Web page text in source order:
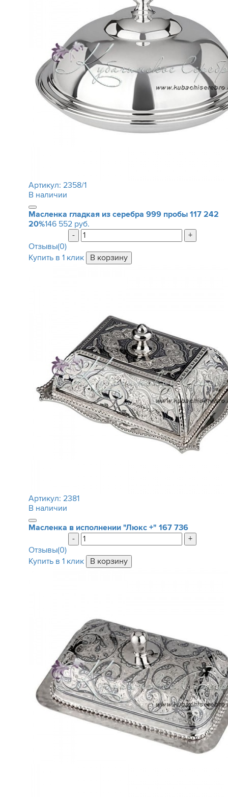
Артикул: 2358/1
В наличии
Масленка гладкая из серебра 999 пробы 117 242
20%146 552 руб.
-
+
Отзывы(0)
Купить в 1 клик
Артикул: 2381
В наличии
Масленка в исполнении "Люкс +" 167 736
-
+
Отзывы(0)
Купить в 1 клик